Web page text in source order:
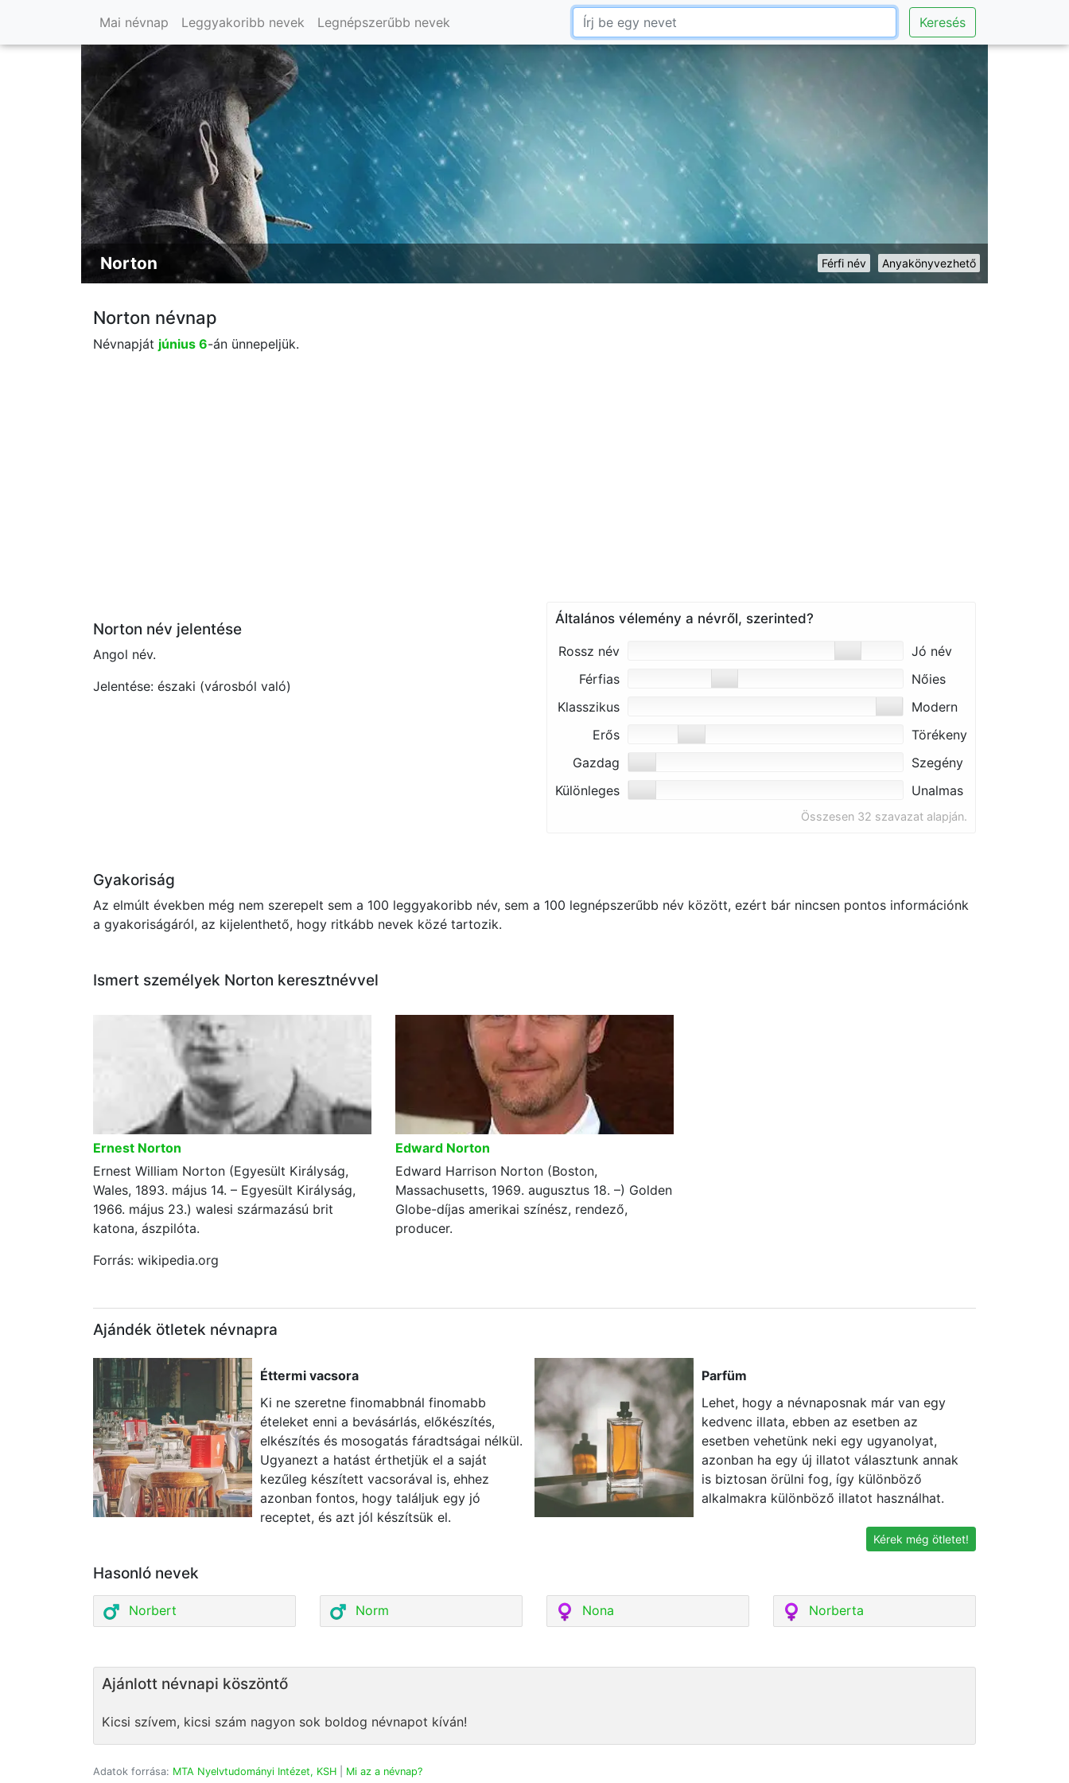
Mai névnap Leggyakoribb nevek Legnépszerűbb nevek Keresés
Anyakönyvezhető
Férfi név
Norton
Norton névnap
Névnapját június 6-án ünnepeljük.
Norton név jelentése
Angol név.
Jelentése: északi (városból való)
Általános vélemény a névről, szerinted?
Rossz név
Jó név
Férfias
Nőies
Klasszikus
Modern
Erős
Törékeny
Gazdag
Szegény
Különleges
Unalmas
Összesen 32 szavazat alapján.
Gyakoriság
Az elmúlt években még nem szerepelt sem a 100 leggyakoribb név, sem a 100 legnépszerűbb név között, ezért bár nincsen pontos információnk
a gyakoriságáról, az kijelenthető, hogy ritkább nevek közé tartozik.
Ismert személyek Norton keresztnévvel
Ernest Norton
Ernest William Norton (Egyesült Királyság,
Wales, 1893. május 14. – Egyesült Királyság,
1966. május 23.) walesi származású brit
katona, ászpilóta.
Edward Norton
Edward Harrison Norton (Boston,
Massachusetts, 1969. augusztus 18. –) Golden
Globe-díjas amerikai színész, rendező,
producer.
Forrás: wikipedia.org
Ajándék ötletek névnapra
Éttermi vacsora
Ki ne szeretne finomabbnál finomabb
ételeket enni a bevásárlás, előkészítés,
elkészítés és mosogatás fáradtságai nélkül.
Ugyanezt a hatást érthetjük el a saját
kezűleg készített vacsorával is, ehhez
azonban fontos, hogy találjuk egy jó
receptet, és azt jól készítsük el.
Parfüm
Lehet, hogy a névnaposnak már van egy
kedvenc illata, ebben az esetben az
esetben vehetünk neki egy ugyanolyat,
azonban ha egy új illatot választunk annak
is biztosan örülni fog, így különböző
alkalmakra különböző illatot használhat.
Kérek még ötletet!
Hasonló nevek
Norbert Norm Nona Norberta
Ajánlott névnapi köszöntő
Kicsi szívem, kicsi szám nagyon sok boldog névnapot kíván!
Adatok forrása: MTA Nyelvtudományi Intézet, KSH Mi az a névnap?